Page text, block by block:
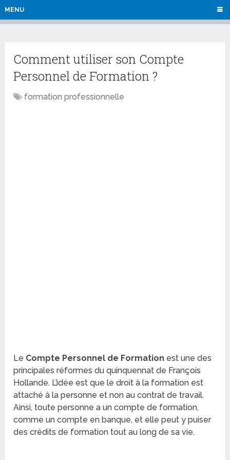
MENU
Comment utiliser son Compte
Personnel de Formation ?
formation professionnelle
Le Compte Personnel de Formation est une des
principales réformes du quinquennat de François
Hollande. L’idée est que le droit à la formation est
attaché à la personne et non au contrat de travail.
Ainsi, toute personne a un compte de formation,
comme un compte en banque, et elle peut y puiser
des crédits de formation tout au long de sa vie.